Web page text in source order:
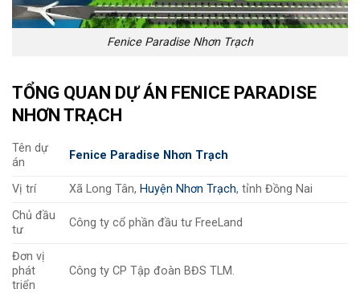
Fenice Paradise Nhơn Trạch
TỔNG QUAN DỰ ÁN FENICE PARADISE
NHƠN TRẠCH
Tên dự
án
Fenice Paradise Nhơn Trạch
Vị trí Xã Long Tân, Huyện Nhơn Trạch, tỉnh Đồng Nai
Chủ đầu
tư
Công ty cổ phần đầu tư FreeLand
Đơn vị
phát
triển
Công ty CP Tập đoàn BĐS TLM.